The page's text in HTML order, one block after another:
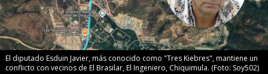
El diputado Esduin Javier, más conocido como "Tres Kiebres", mantiene un
conflicto con vecinos de El Brasilar, El Ingeniero, Chiquimula. (Foto: Soy502)